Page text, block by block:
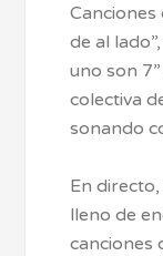
Canciones
de al
uno son
colectiva
sonando
En
lleno de
canciones